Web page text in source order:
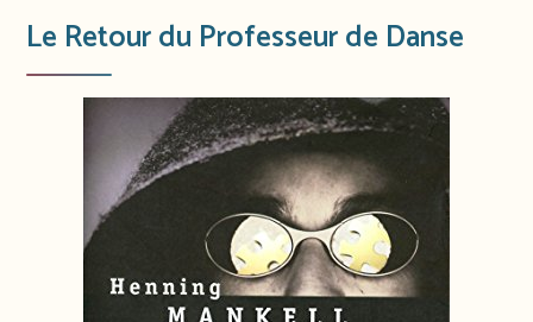
Le Retour du Professeur de Danse